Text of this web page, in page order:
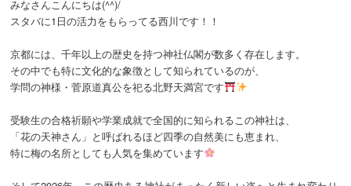
みなさんこんにちは(^^)/
スタバに1日の活力をもらってる西川です！！
京都には、千年以上の歴史を持つ神社仏閣が数多く存在します。
その中でも特に文化的な象徴として知られているのが、
学問の神様・菅原道真公を祀る北野天満宮です
受験生の合格祈願や学業成就で全国的に知られるこの神社は、
「花の天神さん」と呼ばれるほど四季の自然美にも恵まれ、
特に梅の名所としても人気を集めています